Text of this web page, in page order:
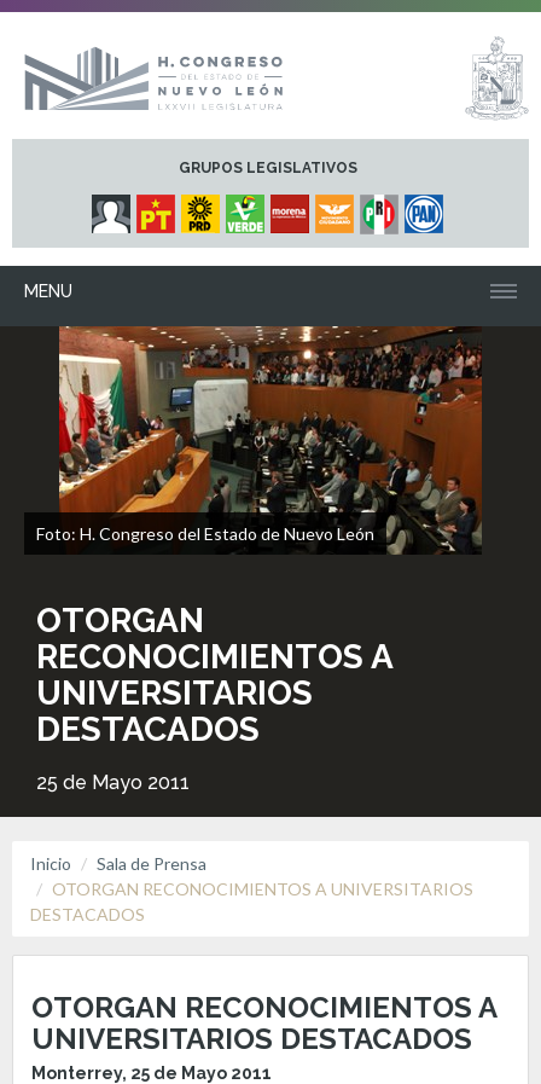
GRUPOS LEGISLATIVOS
MENU
Foto: H. Congreso del Estado de Nuevo León
OTORGAN
RECONOCIMIENTOS A
UNIVERSITARIOS
DESTACADOS
25 de Mayo 2011
Inicio
Sala de Prensa
OTORGAN RECONOCIMIENTOS A UNIVERSITARIOS
DESTACADOS
OTORGAN RECONOCIMIENTOS A
UNIVERSITARIOS DESTACADOS
Monterrey, 25 de Mayo 2011